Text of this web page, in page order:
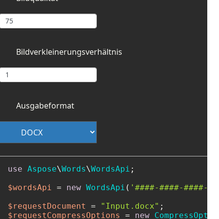
Bildverkleinerungsverhältnis
Ausgabeformat
use Aspose\Words\WordsApi ;
$wordsApi = new WordsApi ( '####-####-####-
$requestDocument
= "Input.docx"
$requestCompressOptions
= new